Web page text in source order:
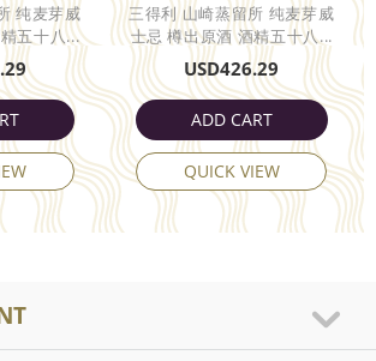
纯麦芽威
五十八...
三得利 山崎蒸留所 纯麦芽威
士忌 樽出原酒 酒精五十八...
USD426.29
ADD CART
QUICK VIEW